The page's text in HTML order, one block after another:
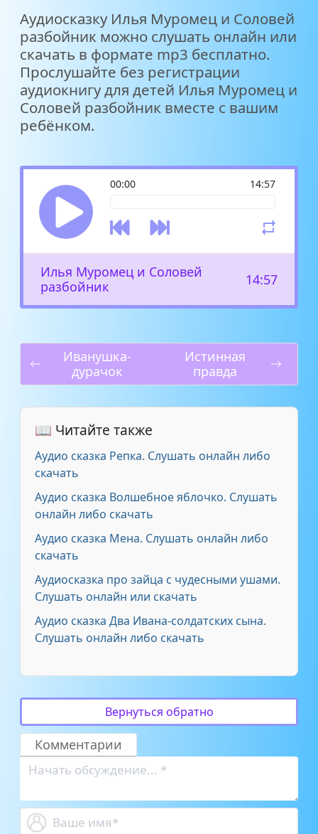
Аудиосказку Илья Муромец и Соловей
разбойник можно слушать онлайн или
скачать в формате mp3 бесплатно.
Прослушайте без регистрации
аудиокнигу для детей Илья Муромец и
Соловей разбойник вместе с вашим
ребёнком.
00:00 14:57
Илья Муромец и Соловей
разбойник
14:57
Иванушка-
дурачок
Истинная
правда
📖 Читайте также
Аудио сказка Репка. Слушать онлайн либо
скачать
Аудио сказка Волшебное яблочко. Слушать
онлайн либо скачать
Аудио сказка Мена. Слушать онлайн либо
скачать
Аудиосказка про зайца с чудесными ушами.
Слушать онлайн или скачать
Аудио сказка Два Ивана-солдатских сына.
Слушать онлайн либо скачать
Вернуться обратно
Комментарии